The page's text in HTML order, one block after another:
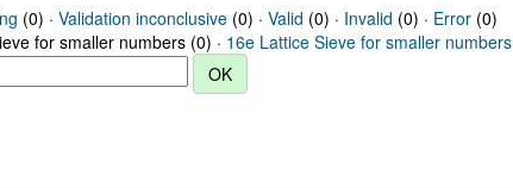
(0) · Validation inconclusive(0) · Valid (0) · Invalid (0) · Error(0)
for smaller numbers (0) · 16e Lattice Sieve for smaller numbers